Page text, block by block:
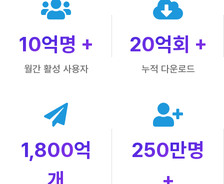
10억명 +
월간 활성 사용자
20억회 +
누적 다운로드
1,800억
250만명